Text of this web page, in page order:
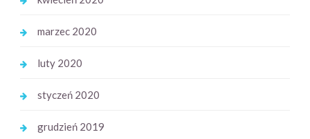
marzec 2020
luty 2020
styczeń 2020
grudzień 2019